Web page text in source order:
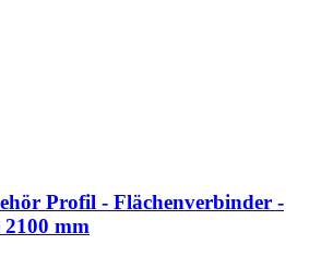
Profil - Flächenverbinder -
mm